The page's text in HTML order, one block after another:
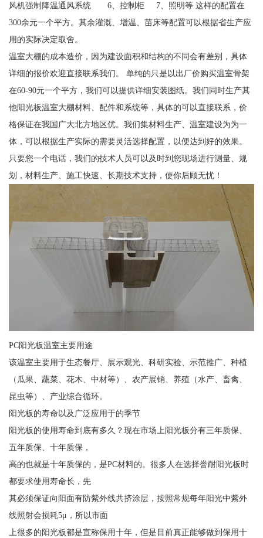
风机强制降温通风系统 6、控制柜 7、照明等 这样的配置在
300余元一个平方。其余灌溉、增温、苗床等配置可以根据省生产应
用的实际决定取舍。
温室大棚的成本造价，因为建设面积和结构的不同会有差别，具体
详细的报价欢迎直接联系我们。 单纯的只是以出厂价购买温室骨架
在60-90元一个平方，我们可以提供详细安装图纸。我们同时生产其
他阳光板温室大棚材料、配件和系统等，具体的可以直接联系，价
格保证在我国广大北方地区优。我们集材料生产、温室建设为为一
体，可以根据生产实际的需要灵活选择配置，以便达到好的效果。
只要您一个电话，我们的技术人员可以及时到您现场进行测量、规
划，材料生产、施工快速、长期技术支持，使你后顾无忧！
PC阳光板温室主要用途
该温室主要用于生态餐厅、展示观光、科研实验、示范推广、种植
（瓜果、蔬菜、花木、中材等）、农产展销、养殖（水产、畜禽、
昆虫等）、产业综合循环。
阳光板的寿命以及广泛应用于的季节
阳光板的使用寿命到底有多久？现在市场上阳光板分有三年质保、
五年质保、十年质保，
高的也就是十年质保的，是PC材料的。很多人在选择誉耐阳光板时
都要求使用寿命长，先
其必须保证向阳面有防紫外线共挤涂层，按照常规每年阳光中紫外
线照射会损耗5μ，所以市面
上很多的阳光板都是宣称保用十年，但是目前真正能够做到保用十